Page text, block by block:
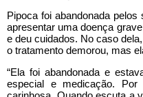
Pipoca foi abandonada
apresentar uma doença
e deu cuidados. No caso
o tratamento demorou, mas
“Ela foi abandonada e
especial e medicação.